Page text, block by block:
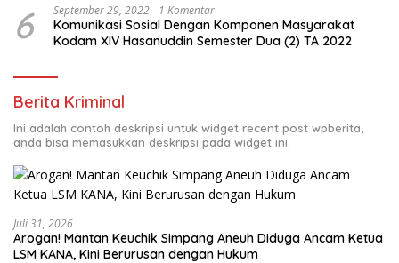
6 September 29, 2022 1 Komentar
Komunikasi Sosial Dengan Komponen Masyarakat
Kodam XIV Hasanuddin Semester Dua (2) TA 2022
Berita Kriminal
Ini adalah contoh deskripsi untuk widget recent post wpberita,
anda bisa memasukkan deskripsi pada widget ini.
Juli 31, 2026
Arogan! Mantan Keuchik Simpang Aneuh Diduga Ancam Ketua
LSM KANA, Kini Berurusan dengan Hukum